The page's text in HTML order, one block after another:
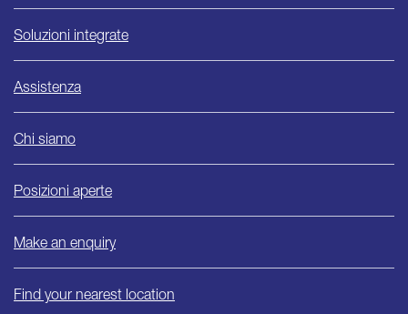
Soluzioni integrate
Assistenza
Chi siamo
Posizioni aperte
Make an enquiry
Find your nearest location